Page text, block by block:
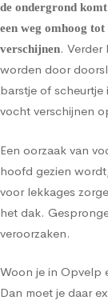
de ondergrond
een weg omhoog
verschijnen.
worden door
barstje of
vocht verschijnen
Een oorzaak van
hoofd gezien
voor lekkages
het dak.
veroorzaken.
Woon je in Opvelp
Dan moet je daar